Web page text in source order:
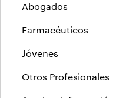
Abogados
Farmacéuticos
Jóvenes
Otros Profesionales